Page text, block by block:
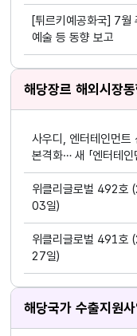
[튀르키예공화국] 7월
예술 등 동향 보고
해당장르 해외시장
사우디, 엔터테인먼트
본격화… 새 「엔터테
지원 활동법」 제정
위클리글로벌 492호
03일)
위클리글로벌 491호
27일)
해당국가 수출지원사